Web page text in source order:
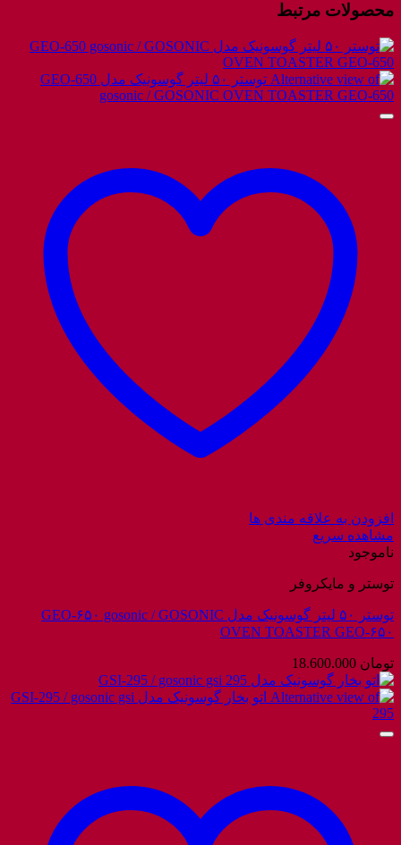
محصولات مرتبط
افزودن به علاقه مندی ها
مشاهده سریع
ناموجود
توستر و مایکروفر
توستر ۵۰ لیتر گوسونیک مدل GEO-۶۵۰ gosonic / GOSONIC
OVEN TOASTER GEO-۶۵۰
تومان